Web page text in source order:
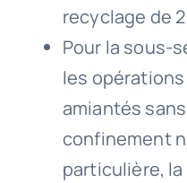
recyclage de
Pour la sous-
les
amiantés
confinement
particulière,